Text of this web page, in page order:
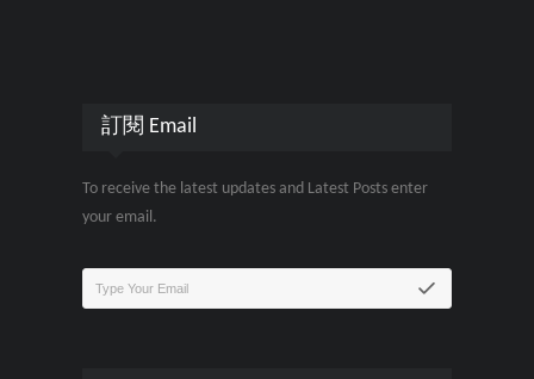
訂閱 Email
To receive the latest updates and Latest Posts enter
your email.